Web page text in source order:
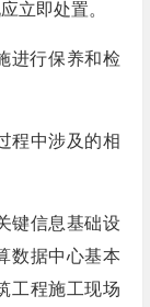
立即处置。
进行保养和检
程中涉及的相
键信息基础设
数据中心基本
工程施工现场